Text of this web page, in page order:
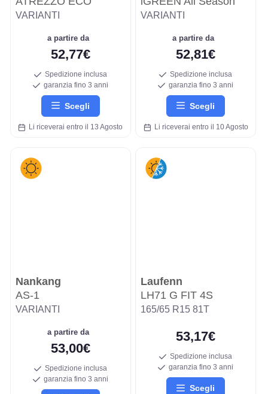
VARIANTI
a partire da
52,77€
Spedizione inclusa
garanzia fino 3 anni
Scegli
Li riceverai entro il 13 Agosto
VARIANTI
a partire da
52,81€
Spedizione inclusa
garanzia fino 3 anni
Scegli
Li riceverai entro il 10 Agosto
Nankang
AS-1
VARIANTI
a partire da
53,00€
Spedizione inclusa
garanzia fino 3 anni
Laufenn
LH71 G FIT 4S
165/65 R15 81T
53,17€
Spedizione inclusa
garanzia fino 3 anni
Scegli